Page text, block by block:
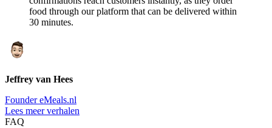
food through our platform that can be delivered within
30 minutes.
Jeffrey van Hees
Founder eMeals.nl
Lees meer verhalen
FAQ